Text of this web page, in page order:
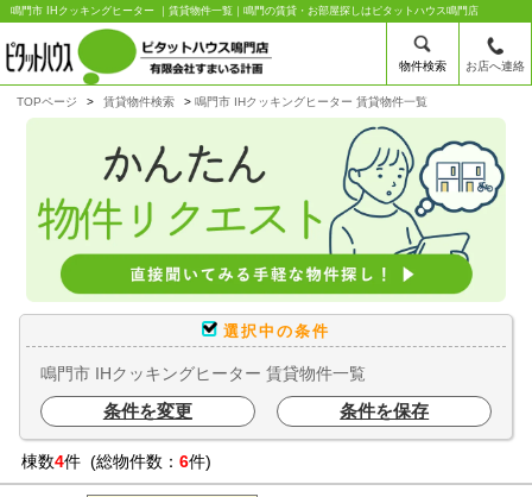
鳴門市 IHクッキングヒーター ｜賃貸物件一覧｜鳴門の賃貸・お部屋探しはピタットハウス鳴門店
物件検索 お店へ連絡
TOPページ 賃貸物件検索 鳴門市 IHクッキングヒーター 賃貸物件一覧
選択中の条件
鳴門市 IHクッキングヒーター 賃貸物件一覧
条件を変更 条件を保存
棟数4件 (総物件数： 6件)